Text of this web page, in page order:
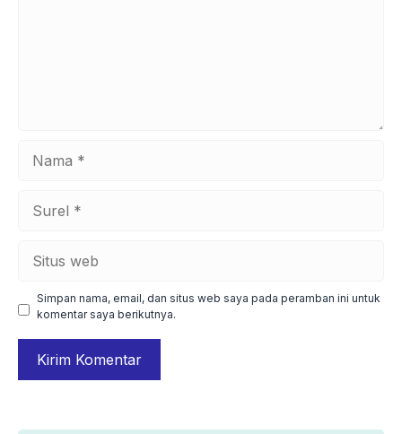
Simpan nama, email, dan situs web saya pada peramban ini untuk
komentar saya berikutnya.